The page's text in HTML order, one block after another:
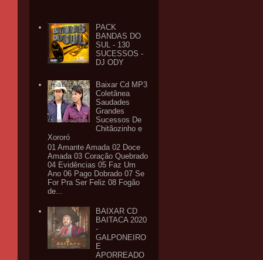
PACK
BANDAS DO
SUL - 130
SUCESSOS -
DJ ODY
Baixar Cd MP3
Coletânea
Saudades
Grandes
Sucessos De
Chitãozinho e
Xororó
01 Amante Amada 02 Doce
Amada 03 Coração Quebrado
04 Evidências 05 Faz Um
Ano 06 Pago Dobrado 07 Se
For Pra Ser Feliz 08 Fogão
de...
BAIXAR CD
BAITACA 2020
-
GALPONEIRO
E
APORREADO